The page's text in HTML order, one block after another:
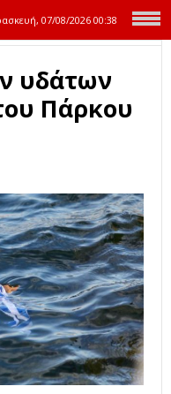
07/08/2026 00:38
υδάτων
Πάρκου